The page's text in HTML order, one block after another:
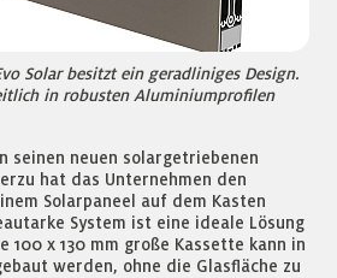
Solar besitzt ein geradliniges Design.
in robusten Aluminiumprofilen
seinen neuen solargetriebenen
hat das Unternehmen den
Solarpaneel auf dem Kasten
System ist eine ideale Lösung
100 x 130 mm große Kassette kann in
werden, ohne die Glasfläche zu